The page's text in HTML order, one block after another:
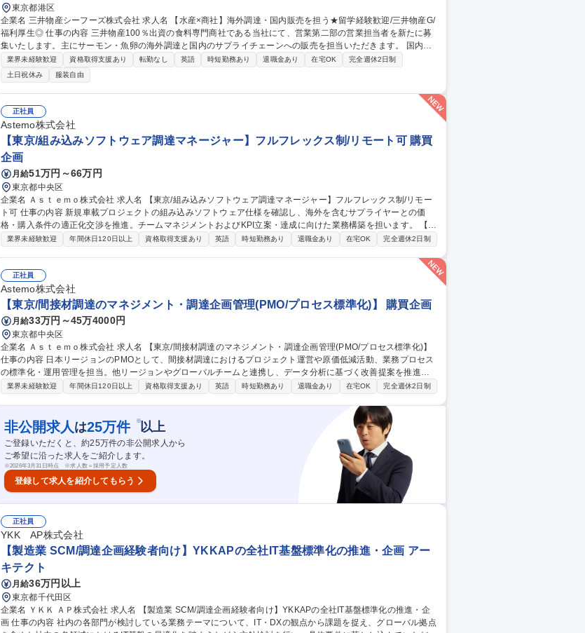
東京都港区
企業名 三井物産シーフーズ株式会社 求人名 【水産×商社】海外調達・国内販売を担う★留学経験歓迎/三井物産G/
福利厚生◎ 仕事の内容 三井物産100％出資の食料専門商社である当社にて、営業第二部の営業担当者を新たに募
集いたします。主にサーモン・魚卵の海外調達と国内のサプライチェーンへの販売を担当いただきます。 国内業
務が約8割、海外業務が約2割。北米・南米・EU・アジアのサプライヤーから仕入れ、価格交渉・契約・在庫管
理・納期調整まで一貫して対応いただきます。国内顧客（卸・量販・外食など）への販売提案も行います。 海外
出張は年2～3回程度、国内出張もあり。グローバルな調達力を活かし、世界中で活躍できるポジションです。 募
集職種 【水産×商社】海外調達・国内販売を担う★留学経験歓迎/三井物産G/福利厚生◎
業界未経験歓迎 資格取得支援あり 転勤なし 英語 時短勤務あり 退職金あり 在宅OK
完全週休2日制
土日祝休み
服装自由
正社員
Astemo株式会社
【東京/組み込みソフトウェア調達マネージャー】フルフレックス制/リモート可 購買
企画
月給51万円～66万円
東京都中央区
企業名 Ａｓｔｅｍｏ株式会社 求人名 【東京/組み込みソフトウェア調達マネージャー】フルフレックス制/リモー
ト可 仕事の内容 新規車載プロジェクトの組み込みソフトウェア仕様を確認し、海外を含むサプライヤーとの価
格・購入条件の適正化交渉を推進。チームマネジメントおよびKPI立案・達成に向けた業務構築を担います。 【詳
細】■事業部の新規プロジェクトにおける組み込みソフトウェアの仕様確認および価格・取引条件の交渉■ターゲ
ンバーのマネジメント、KPI立案と達成推進 ※急速に拡大する車載ソフトウェア分野にて、先端技術に触れながら
調達戦略の基盤を自ら構築できるやりがいがあります。 募集職種 【東京/組み込みソフトウェア調達マネージャ
ー】フルフレックス制/リモート可
業界未経験歓迎 年間休日120日以上 資格取得支援あり 英語 時短勤務あり 退職金あり 在宅OK 完全週休2日制
正社員
Astemo株式会社
【東京/間接材調達のマネジメント・調達企画管理(PMO/プロセス標準化)】 購買企画
月給33万円～45万4000円
東京都中央区
企業名 Ａｓｔｅｍｏ株式会社 求人名 【東京/間接材調達のマネジメント・調達企画管理(PMO/プロセス標準化)】
仕事の内容 日本リージョンのPMOとして、間接材調達におけるプロジェクト運営や原価低減活動、業務プロセス
の標準化・運用管理を担当。他リージョンやグローバルチームと連携し、データ分析に基づく改善提案を推進。
詳細】■日本リージョンの窓口担当(グローバル連携あり)■間接材の原価低減活動(Indirect CR)に関するプロジェク
ロセスや規程の標準化・運用管理 【魅力】広い視野で社内外の関連部署や国内外サプライヤーと関わり、幹部報
告等を通じて視座を高められる職場です。 募集職種 【東京/間接材調達のマネジメント・調達企画管理(PMO/プロ
セス標準化)】
業界未経験歓迎 年間休日120日以上 資格取得支援あり 英語 時短勤務あり 退職金あり 在宅OK 完全週休2日制
非公開求人 は25万件 ※以上
ご登録いただくと、約25万件の非公開求人から
ご希望に沿った求人をご紹介します。
※2026年3月31日時点 ※求人数＝採用予定人数
登録して求人を紹介してもらう
正社員
YKK AP株式会社
【製造業 SCM/調達企画経験者向け】YKKAPの全社IT基盤標準化の推進・企画 アー
キテクト
月給36万円以上
東京都千代田区
企業名 ＹＫＫ ＡＰ株式会社 求人名 【製造業 SCM/調達企画経験者向け】YKKAPの全社IT基盤標準化の推進・企
画 仕事の内容 社内の各部門が検討している業務テーマについて、IT・DXの観点から課題を捉え、グローバル拠点